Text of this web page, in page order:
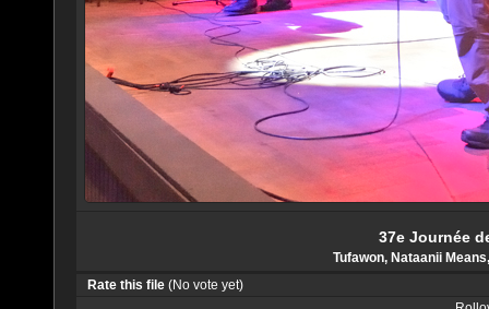
37e Journée
Tufawon, Nataanii
Rate this file (No vote yet)